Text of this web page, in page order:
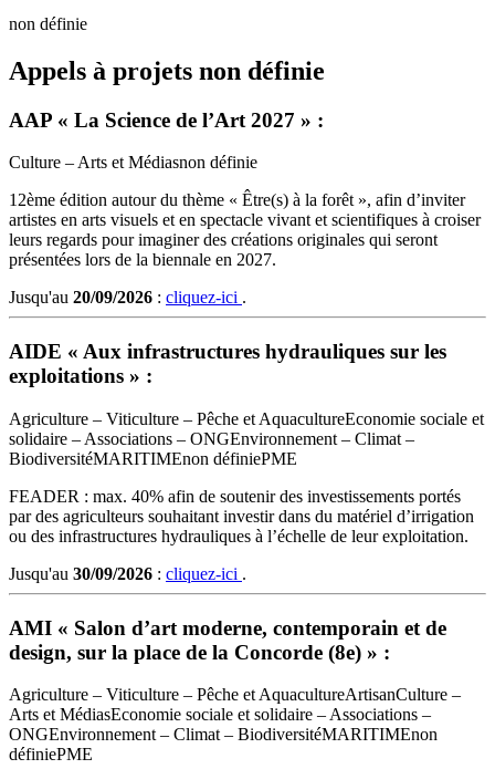
non définie
Appels à projets non définie
AAP « La Science de l’Art 2027 » :
Culture – Arts et Médiasnon définie
12ème édition autour du thème « Être(s) à la forêt », afin d’inviter
artistes en arts visuels et en spectacle vivant et scientifiques à croiser
leurs regards pour imaginer des créations originales qui seront
présentées lors de la biennale en 2027.
Jusqu'au 20/09/2026 : cliquez-ici .
AIDE « Aux infrastructures hydrauliques sur les
exploitations » :
Agriculture – Viticulture – Pêche et AquacultureEconomie sociale et
solidaire – Associations – ONGEnvironnement – Climat –
BiodiversitéMARITIMEnon définiePME
FEADER : max. 40% afin de soutenir des investissements portés
par des agriculteurs souhaitant investir dans du matériel d’irrigation
ou des infrastructures hydrauliques à l’échelle de leur exploitation.
Jusqu'au 30/09/2026 : cliquez-ici .
AMI « Salon d’art moderne, contemporain et de
design, sur la place de la Concorde (8e) » :
Agriculture – Viticulture – Pêche et AquacultureArtisanCulture –
Arts et MédiasEconomie sociale et solidaire – Associations –
ONGEnvironnement – Climat – BiodiversitéMARITIMEnon
définiePME